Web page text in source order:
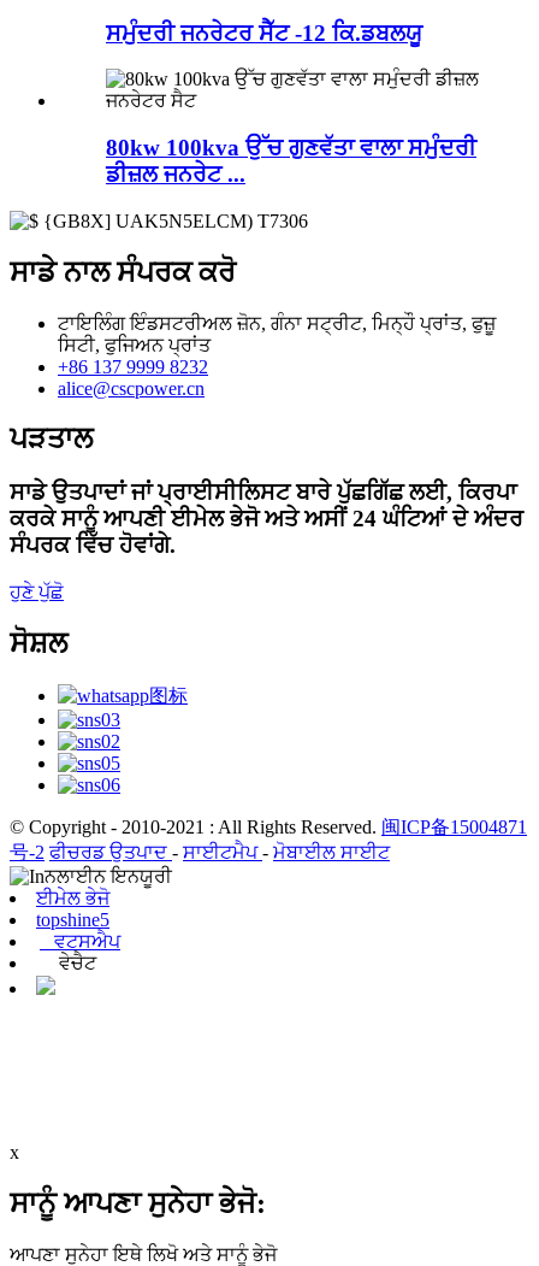
ਸਮੁੰਦਰੀ ਜਨਰੇਟਰ ਸੈੱਟ -12 ਕਿ.ਡਬਲਯੂ
80kw 100kva ਉੱਚ ਗੁਣਵੱਤਾ ਵਾਲਾ ਸਮੁੰਦਰੀ
ਡੀਜ਼ਲ ਜਨਰੇਟ ...
ਸਾਡੇ ਨਾਲ ਸੰਪਰਕ ਕਰੋ
ਟਾਇਲਿੰਗ ਇੰਡਸਟਰੀਅਲ ਜ਼ੋਨ, ਗੰਨਾ ਸਟ੍ਰੀਟ, ਮਿਨ੍ਹੌ ਪ੍ਰਾਂਤ, ਫੁਜ਼ੂ
ਸਿਟੀ, ਫੁਜਿਅਨ ਪ੍ਰਾਂਤ
+86 137 9999 8232
alice@cscpower.cn
ਪੜਤਾਲ
ਸਾਡੇ ਉਤਪਾਦਾਂ ਜਾਂ ਪ੍ਰਾਈਸੀਲਿਸਟ ਬਾਰੇ ਪੁੱਛਗਿੱਛ ਲਈ, ਕਿਰਪਾ
ਕਰਕੇ ਸਾਨੂੰ ਆਪਣੀ ਈਮੇਲ ਭੇਜੋ ਅਤੇ ਅਸੀਂ 24 ਘੰਟਿਆਂ ਦੇ ਅੰਦਰ
ਸੰਪਰਕ ਵਿੱਚ ਹੋਵਾਂਗੇ.
ਹੁਣੇ ਪੁੱਛੋ
ਸੋਸ਼ਲ
© Copyright - 2010-2021 : All Rights Reserved. 闽ICP备15004871
号-2 ਫੀਚਰਡ ਉਤਪਾਦ - ਸਾਈਟਮੈਪ- ਮੋਬਾਈਲ ਸਾਈਟ
ਈਮੇਲ ਭੇਜੋ
topshine5
ਵਟਸਐਪ
ਵੇਚੈਟ
x
ਸਾਨੂੰ ਆਪਣਾ ਸੁਨੇਹਾ ਭੇਜੋ:
ਆਪਣਾ ਸੁਨੇਹਾ ਇਥੇ ਲਿਖੋ ਅਤੇ ਸਾਨੂੰ ਭੇਜੋ